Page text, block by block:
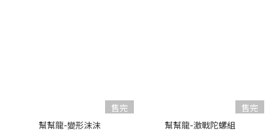
售完
幫幫龍-變形沫沫
售完
幫幫龍-激戰陀螺組